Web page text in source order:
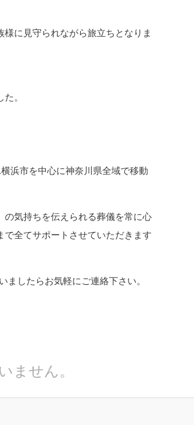
に見守られながら旅立ちとなりま
。
浜市を中心に神奈川県全域で移動
気持ちを伝えられる葬儀を常に心
全てサポートさせていただきます
したらお気軽にご連絡下さい。
ません。